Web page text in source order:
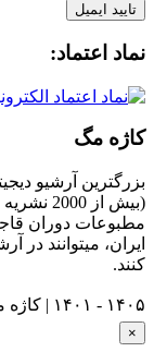
تایید ایمیل
نماد اعتماد:
کاژه مگ
بزرگترین آرشیو
(بیش از
مطبوعات دوران
ایران، میتوانند
کنند.
۱۴۰۵ - ۱۴۰۱ | کاژه مگ را با ❤️ ساختیم...
×